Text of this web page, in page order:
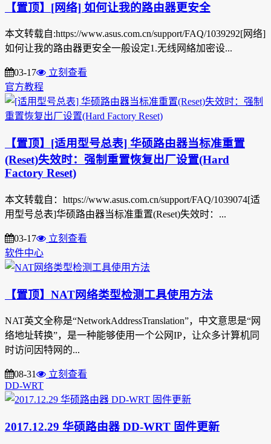
【置顶】[网络] 如何让我的路由器更安全
本文转载自:https://www.asus.com.cn/support/FAQ/1039292[网络]
如何让我的路由器更安全一般设定1.无线网絡加密设...
03-17
立刻查看
官方教程
【置顶】[适用型号总表] 华硕路由器当标准重置
(Reset)失效时：强制重置恢复出厂设置(Hard
Factory Reset)
本文转载自：https://www.asus.com.cn/support/FAQ/1039074[适
用型号总表]华硕路由器当标准重置(Reset)失效时：...
03-17
立刻查看
软件中心
【置顶】NAT网络类型检测工具使用方法
NAT英文全称是“NetworkAddressTranslation”，中文意思是“网
络地址转换”，是一种能够使用一个公网IP，让众多计算机同
时访问因特网的...
08-31
立刻查看
DD-WRT
2017.12.29 华硕路由器 DD-WRT 固件更新